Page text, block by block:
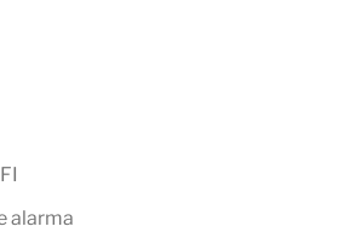
alarma